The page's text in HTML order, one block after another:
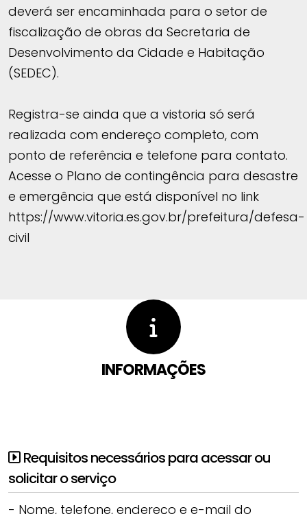
deverá ser encaminhada para o setor de
fiscalização de obras da Secretaria de
Desenvolvimento da Cidade e Habitação
(SEDEC).
Registra-se ainda que a vistoria só será
realizada com endereço completo, com
ponto de referência e telefone para contato.
Acesse o Plano de contingência para desastre
e emergência que está disponível no link
https://www.vitoria.es.gov.br/prefeitura/defesa-
civil
INFORMAÇÕES
Requisitos necessários para acessar ou
solicitar o serviço
- Nome, telefone, endereço e e-mail do